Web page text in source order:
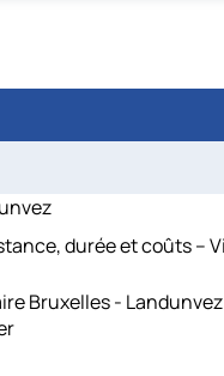
durée et coûts –
Bruxelles -